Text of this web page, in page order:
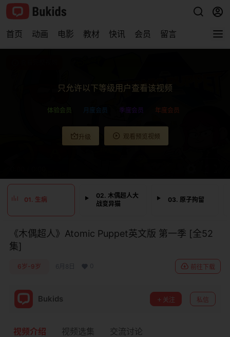
首页 动画 电影 教材 快讯 会员 留言
只允许以下等级用户查看该视频
体验会员 月度会员 季度会员 年度会员
升级 观看预览视频
01. 生病
02. 木偶超人大
战变异猫
03. 原子拘留
《木偶超人》Atomic Puppet英文版 第一季 [全52
集]
6岁-9岁 6月8日 前往下载
Bukids 关注 私信
视频介绍 视频选集 交流讨论